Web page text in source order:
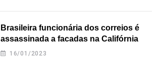
Brasileira funcionária dos correios é
assassinada a facadas na Califórnia
16/01/2023